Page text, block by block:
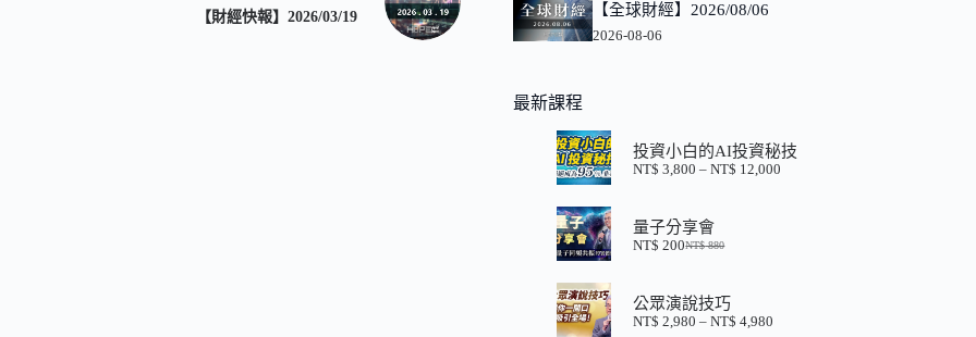
【財經快報】2026/03/19 【全球財經】2026/08/06
2026-08-06
最新課程
投資小白的AI投資秘技
NT$ 3,800 – NT$ 12,000
量子分享會
NT$880
原
價
格：
NT$ 200
目
價
格：
公眾演說技巧
NT$ 2,980 – NT$ 4,980